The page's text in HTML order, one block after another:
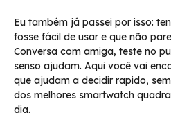
Eu também já passei por isso:
fosse fácil de usar e que não
Conversa com amiga, teste no
senso ajudam. Aqui você vai
que ajudam a decidir rapido,
dos melhores smartwatch
dia.